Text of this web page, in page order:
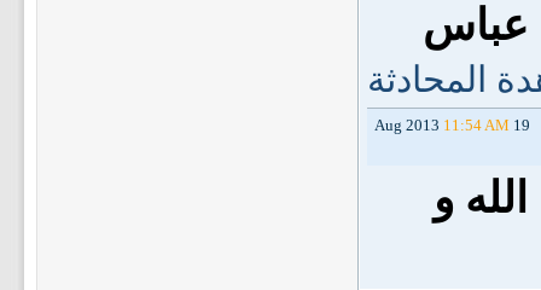
عباس
المحادثة
19 Aug 2013
11:54 AM
و